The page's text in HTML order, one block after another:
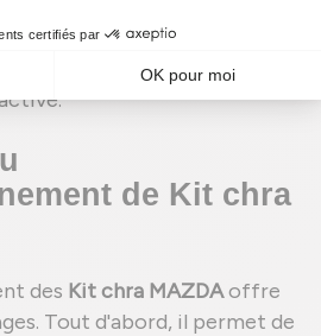
une combustion
réponse de
se traduit par une conduite
de Kit chra
des Kit chra MAZDAoffre
Tout d'abord, il permet de